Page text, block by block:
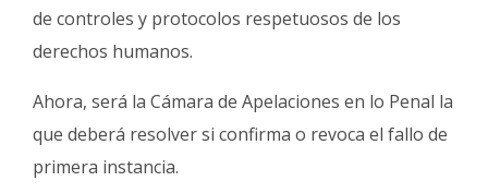
de controles y protocolos respetuosos de los
derechos humanos.
Ahora, será la Cámara de Apelaciones en lo Penal la
que deberá resolver si confirma o revoca el fallo de
primera instancia.